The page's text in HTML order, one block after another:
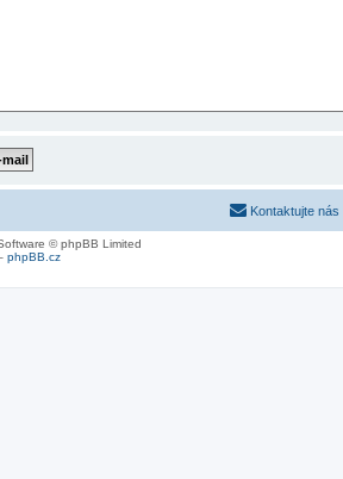
Kontaktujte nás
© phpBB Limited
phpBB.cz